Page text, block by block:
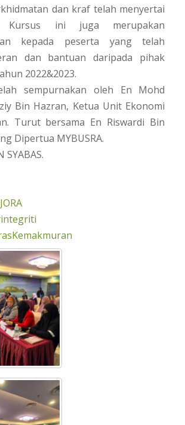
dan kraf telah menyertai
ini juga merupakan
kepada peserta yang telah
dan bantuan daripada pihak
2022&2023.
sempurnakan oleh En Mohd
Bin Hazran, Ketua Unit Ekonomi
Turut bersama En Riswardi Bin
Dipertua MYBUSRA.
SYABAS.